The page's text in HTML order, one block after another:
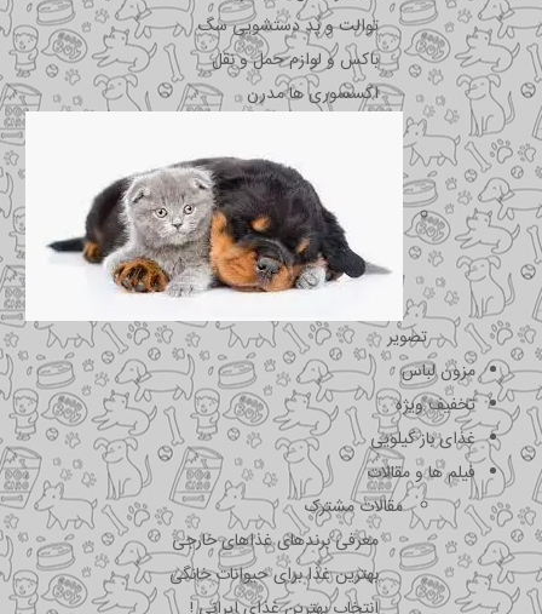
توالت و پد دستشویی سگ
باکس و لوازم حمل و نقل
اکسسوری ها مدرن
تصویر
مزون لباس
تخفیف ویژه
غذای باز کیلویی
فیلم ها و مقالات
مقالات مشترک
معرفی برندهای غذاهای خارجی
بهترین غذا برای حیوانات خانگی